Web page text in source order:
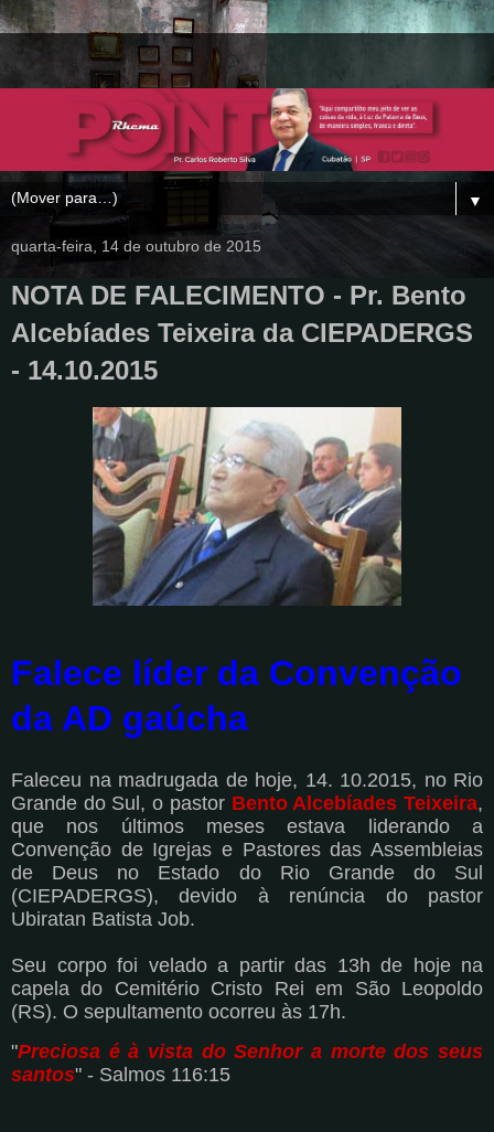
▼
quarta-feira, 14 de outubro de 2015
NOTA DE FALECIMENTO - Pr. Bento
Alcebíades Teixeira da CIEPADERGS
- 14.10.2015
Falece líder da Convenção
da AD gaúcha
Faleceu na madrugada de hoje, 14. 10.2015, no Rio
Grande do Sul, o pastor Bento Alcebíades Teixeira,
que nos últimos meses estava liderando a
Convenção de Igrejas e Pastores das Assembleias
de Deus no Estado do Rio Grande do Sul
(CIEPADERGS), devido à renúncia do pastor
Ubiratan Batista Job.
Seu corpo foi velado a partir das 13h de hoje na
capela do Cemitério Cristo Rei em São Leopoldo
(RS). O sepultamento ocorreu às 17h.
"Preciosa é à vista do Senhor a morte dos seus
santos" - Salmos 116:15